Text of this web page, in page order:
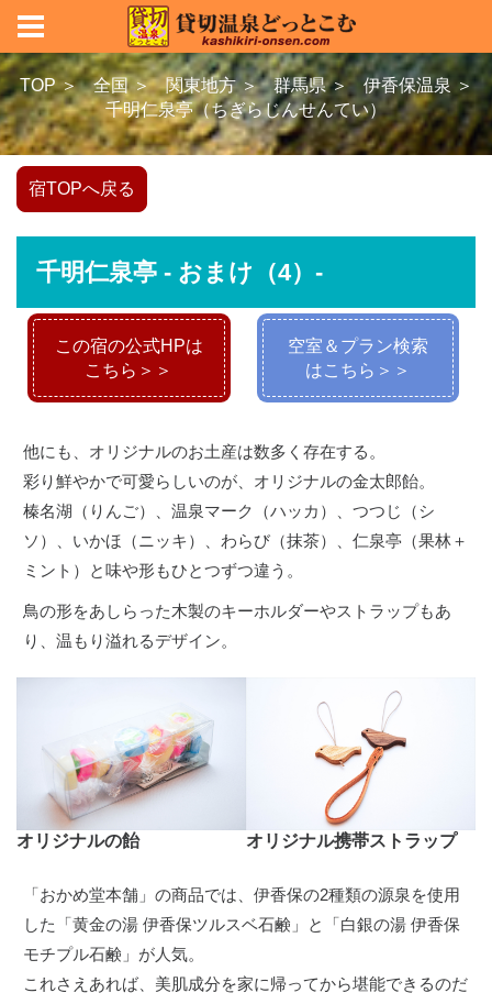
TOP ＞ 全国 ＞ 関東地方 ＞ 群馬県 ＞
伊香保温泉 ＞
千明仁泉亭（ちぎらじんせんてい）
宿TOPへ戻る
千明仁泉亭 - おまけ（4）-
この宿の公式HPは
こちら＞＞
空室＆プラン検索
はこちら＞＞
他にも、オリジナルのお土産は数多く存在する。
彩り鮮やかで可愛らしいのが、オリジナルの金太郎飴。
榛名湖（りんご）、温泉マーク（ハッカ）、つつじ（シ
ソ）、いかほ（ニッキ）、わらび（抹茶）、仁泉亭（果林＋
ミント）と味や形もひとつずつ違う。
鳥の形をあしらった木製のキーホルダーやストラップもあ
り、温もり溢れるデザイン。
オリジナルの飴 オリジナル携帯ストラップ
「おかめ堂本舗」の商品では、伊香保の2種類の源泉を使用
した「黄金の湯 伊香保ツルスベ石鹸」と「白銀の湯 伊香保
モチプル石鹸」が人気。
これさえあれば、美肌成分を家に帰ってから堪能できるのだ